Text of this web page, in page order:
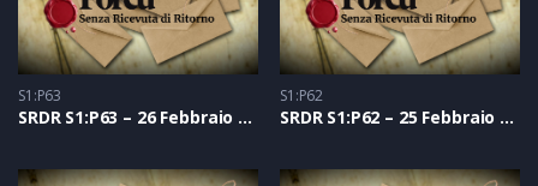
S1:P63
SRDR S1:P63 – 26 Febbraio 2021
S1:P62
SRDR S1:P62 – 25 Febbraio 2021